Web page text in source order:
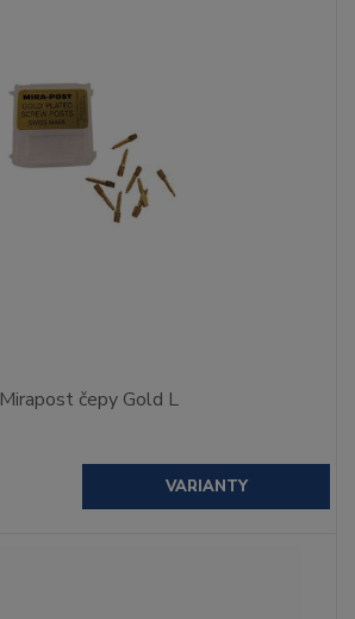
Mirapost čepy Gold L
VARIANTY